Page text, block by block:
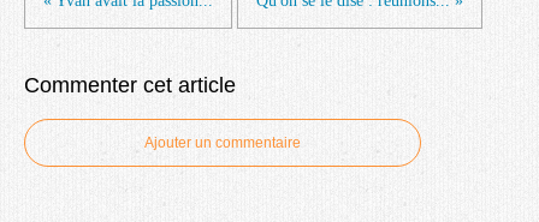
Commenter cet article
Ajouter un commentaire